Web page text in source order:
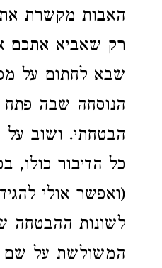
האבות מקשרת את
רק שאביא אתכם
שבא לחתום על
הנוסחה שבה פתח
הבטחתי. ושוב על
כל הדיבור כולו,
(ואפשר אולי
לשונות ההבטחה
המשולשת על שם